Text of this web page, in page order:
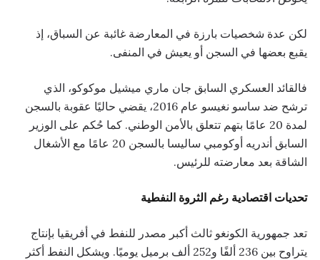
لكن عدة شخصيات بارزة في المعارضة غائبة عن السباق، إذ
يقبع بعضها في السجن أو يعيش في المنفى.
فالقائد العسكري السابق جان ماري ميشيل موكوكو، الذي
ترشح ضد ساسو نغيسو عام 2016، يقضي حاليًا عقوبة بالسجن
لمدة 20 عامًا بتهم تتعلق بالأمن الوطني. كما حُكم على الوزير
السابق أندريه أوكومبي ساليسا بالسجن 20 عامًا مع الأشغال
الشاقة بعد معارضته للرئيس.
تحديات اقتصادية رغم الثروة النفطية
تعد جمهورية الكونغو ثالث أكبر مصدر للنفط في أفريقيا بإنتاج
يتراوح بين 236 ألفًا و252 ألف برميل يوميًا. ويشكل النفط أكثر